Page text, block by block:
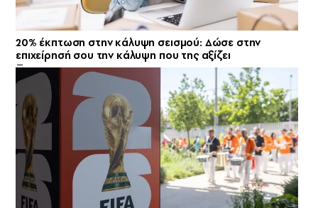
20% έκπτωση στην κάλυψη σεισμού: Δώσε στην
επιχείρησή σου την κάλυψη που της αξίζει